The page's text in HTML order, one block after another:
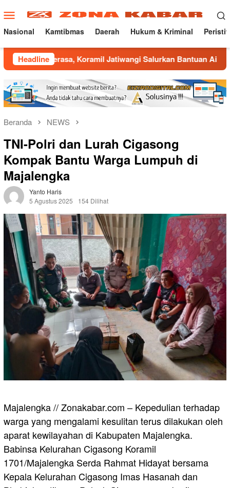
ke
konten
Menu
Mobile
Nasional Kamtibmas Daerah Hukum & Kriminal
Headline
Koramil Jatiwangi Salurkan Bantuan Air Bersih untuk
Beranda NEWS
TNI-Polri dan Lurah Cigasong
Kompak Bantu Warga Lumpuh di
Majalengka
Yanto Haris
5 Agustus 2025
154 Dilihat
Majalengka // Zonakabar.com – Kepedulian terhadap
warga yang mengalami kesulitan terus dilakukan oleh
aparat kewilayahan di Kabupaten Majalengka.
Babinsa Kelurahan Cigasong Koramil
1701/Majalengka Serda Rahmat Hidayat bersama
Kepala Kelurahan Cigasong Imas Hasanah dan